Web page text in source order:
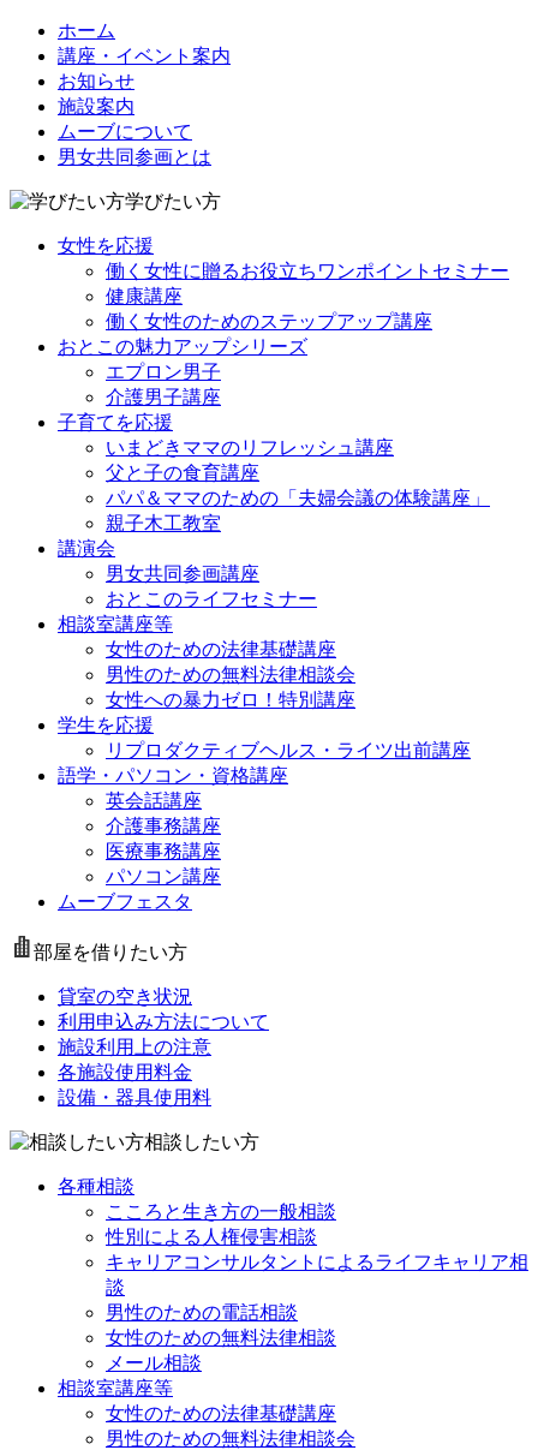
ホーム
講座・イベント案内
お知らせ
施設案内
ムーブについて
男女共同参画とは
学びたい方
女性を応援
働く女性に贈るお役立ちワンポイントセミナー
健康講座
働く女性のためのステップアップ講座
おとこの魅力アップシリーズ
エプロン男子
介護男子講座
子育てを応援
いまどきママのリフレッシュ講座
父と子の食育講座
パパ＆ママのための「夫婦会議の体験講座」
親子木工教室
講演会
男女共同参画講座
おとこのライフセミナー
相談室講座等
女性のための法律基礎講座
男性のための無料法律相談会
女性への暴力ゼロ！特別講座
学生を応援
リプロダクティブヘルス・ライツ出前講座
語学・パソコン・資格講座
英会話講座
介護事務講座
医療事務講座
パソコン講座
ムーブフェスタ
部屋を借りたい方
貸室の空き状況
利用申込み方法について
施設利用上の注意
各施設使用料金
設備・器具使用料
相談したい方
各種相談
こころと生き方の一般相談
性別による人権侵害相談
キャリアコンサルタントによるライフキャリア相
談
男性のための電話相談
女性のための無料法律相談
メール相談
相談室講座等
女性のための法律基礎講座
男性のための無料法律相談会